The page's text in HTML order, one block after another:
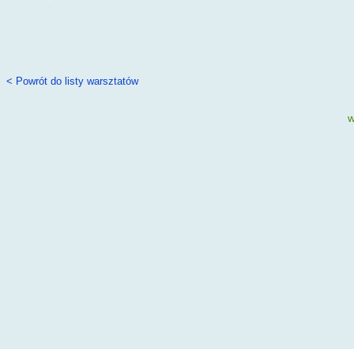
< Powrót do listy warsztatów